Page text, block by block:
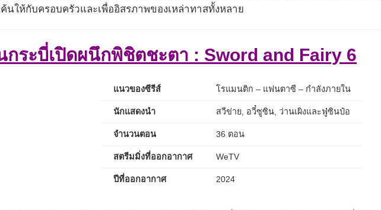
นให้กับครอบครัวและเพื่ออิสรภาพของเหล่าทาสทั้งหลาย
กระบี่เปิดผนึกพิชิตชะตา : Sword and Fairy 6
แนวของซีรีส์ โรแมนติก – แฟนตาซี – กำลังภายใน
นักแสดงนำ สวีข่าย, อวี๋ซูซิน, ว่านเผิงและฟู่ซินป๋อ
จำนวนตอน 36 ตอน
สตรีมมิ่งที่ออกอากาศ WeTV
ปีที่ออกอากาศ 2024